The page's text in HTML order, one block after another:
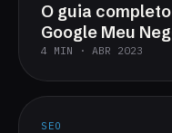
O guia
Google Meu
4 MIN · ABR 2023
SEO